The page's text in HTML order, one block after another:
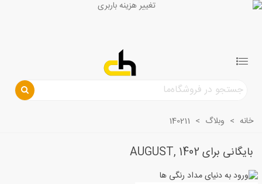
خانه > وبلاگ >
140211
بایگانی برای AUGUST, 1402